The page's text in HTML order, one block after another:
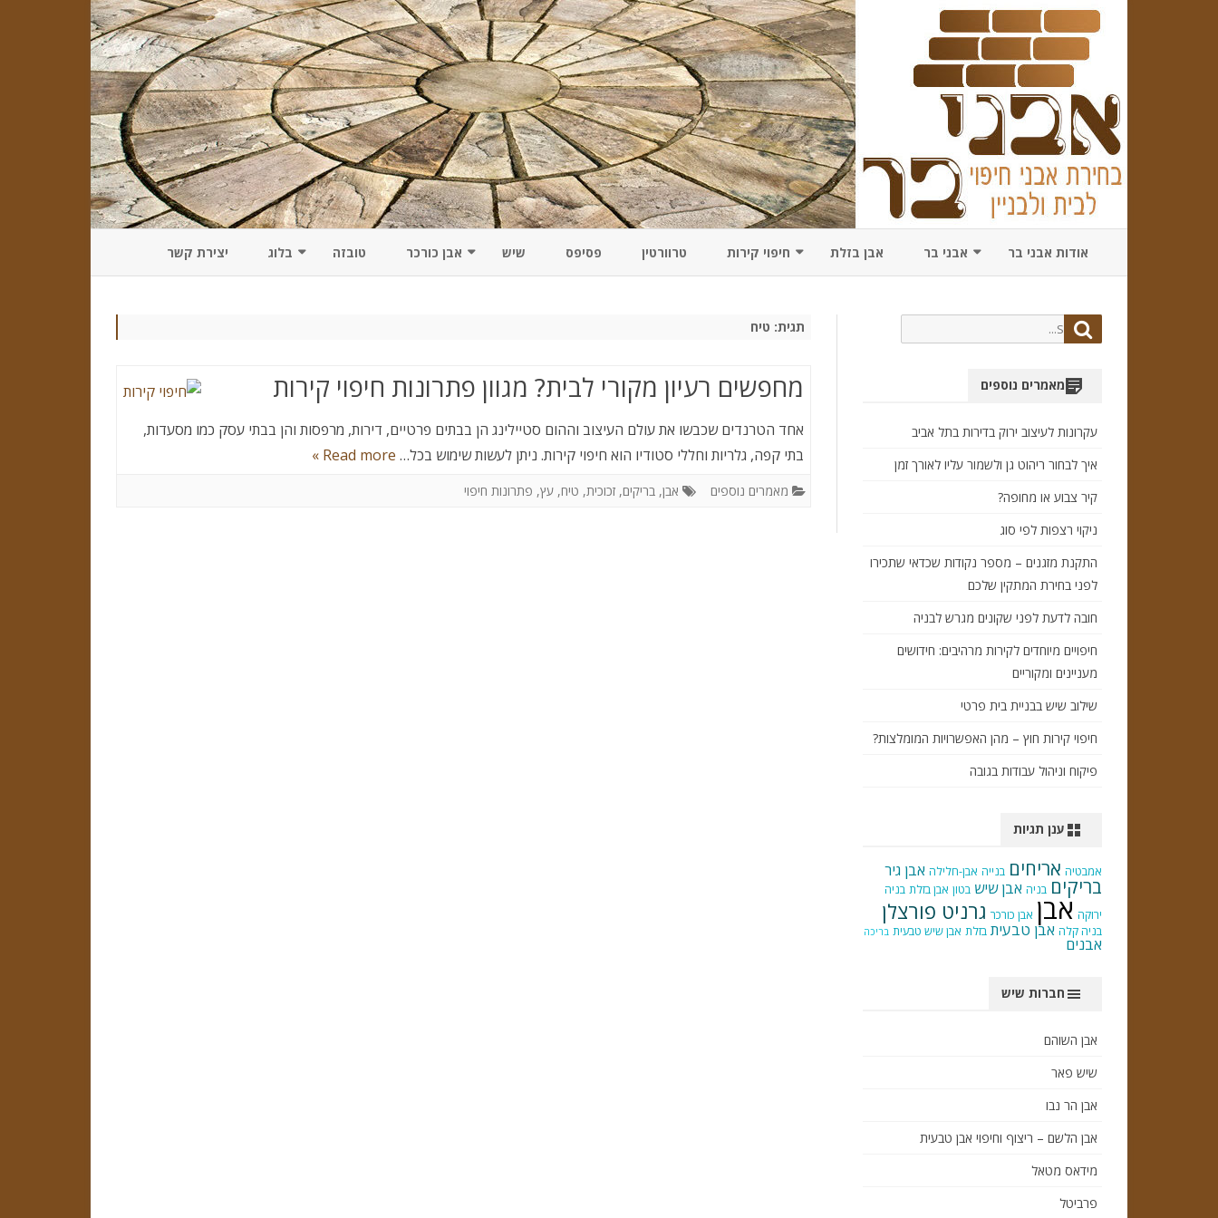
to אודות אבני בר אבני בר
את משרד אדריכלים הנכון
אבן בזלת חיפוי קירות
אבני חיפוי על קירות גבס – יתרונות
שילוב של חיפויים בחדרי הבית
טרוורטין פסיפס שיש אבן כורכר טובזה בלוג יצירת קשר
תגית: טיח
מחפשים רעיון מקורי לבית? מגוון פתרונות חיפוי קירות
אחד הטרנדים שכבשו את עולם העיצוב וההום סטיילינג הן בבתים פרטיים, דירות, מרפסות והן בבתי עסק כמו מסעדות,
בתי קפה, גלריות וחללי סטודיו הוא חיפוי קירות. ניתן לעשות שימוש בכל… Read more »
מאמרים נוספים אבן,בריקים,זכוכית, טיח,עץ, פתרונות חיפוי
Search
for:
Search
מאמרים נוספים
עקרונות לעיצוב ירוק בדירות בתל אביב
איך לבחור ריהוט גן ולשמור עליו לאורך זמן
קיר צבוע או מחופה?
ניקוי רצפות לפי סוג
התקנת מזגנים – מספר נקודות שכדאי שתכירו
לפני בחירת המתקין שלכם
חובה לדעת לפני שקונים מגרש לבניה
חיפויים מיוחדים לקירות מרהיבים: חידושים
מעניינים ומקוריים
שילוב שיש בבניית בית פרטי
חיפוי קירות חוץ – מהן האפשרויות המומלצות?
פיקוח וניהול עבודות בגובה
ענן תגיות
אמבטיה אריחים בנייה אבן-חלילה אבן גיר
בריקים בניה אבן שיש בטון אבן בזלת בניה
ירוקה אבן אבן כורכר גרניט פורצלן
בניה קלה אבן טבעית בזלת אבן שיש טבעית בריכה
אבנים
חברות שיש
אבן השוהם
שיש פאר
אבן הר נבו
אבן הלשם – ריצוף וחיפוי אבן טבעית
מידאס מטאל
פרביטל